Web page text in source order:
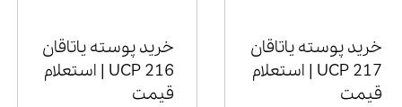
خرید پوسته یاتاقان
UCP 217 | استعلام
قیمت
خرید پوسته یاتاقان
UCP 216 | استعلام
قیمت